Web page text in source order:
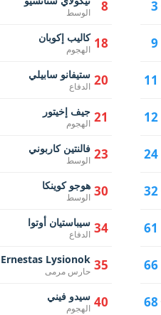
3
9
11
12
24
32
61
66
68
8 الوسط
18 كاليب إكوبان
الهجوم
20 ستيفانو سابيلي
الدفاع
21 جيف إخيتور
الهجوم
23 فالنتين كاربوني
الوسط
30 هوجو كوينكا
الوسط
34 سيباستيان أوتوا
الدفاع
35
Ernestas Lysionok
حارس مرمى
40 سيدو فيني
الهجوم